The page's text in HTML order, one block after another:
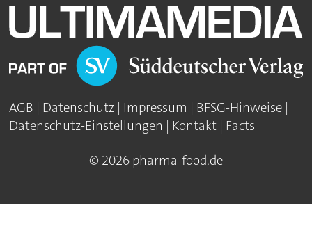
AGB | Datenschutz | Impressum | BFSG-Hinweise |
Datenschutz-Einstellungen | Kontakt | Facts
© 2026 pharma-food.de